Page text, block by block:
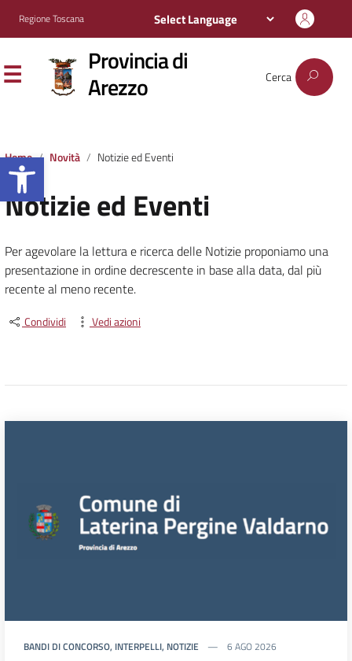
Apri la barra degli strumenti
Regione Toscana
Provincia di
Arezzo Cerca
Home Novità Notizie ed Eventi
Notizie ed Eventi
Per agevolare la lettura e ricerca delle Notizie proponiamo una
presentazione in ordine decrescente in base alla data, dal più
recente al meno recente.
Condividi Vedi azioni
BANDI DI CONCORSO, INTERPELLI, NOTIZIE 6 AGO 2026